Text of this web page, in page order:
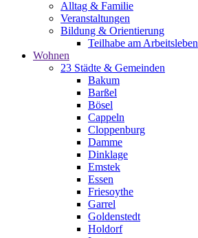
Alltag & Familie
Veranstaltungen
Bildung & Orientierung
Teilhabe am Arbeitsleben
Wohnen
23 Städte & Gemeinden
Bakum
Barßel
Bösel
Cappeln
Cloppenburg
Damme
Dinklage
Emstek
Essen
Friesoythe
Garrel
Goldenstedt
Holdorf